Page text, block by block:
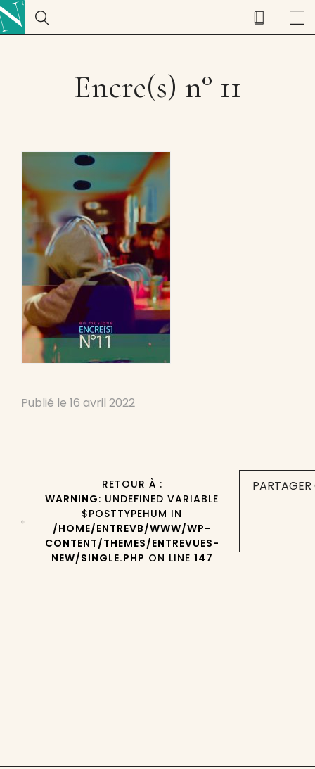
Encre(s) n° 11
Publié le 16 avril 2022
RETOUR À :
WARNING: UNDEFINED VARIABLE
$POSTTYPEHUM IN
/HOME/ENTREVB/WWW/WP-
CONTENT/THEMES/ENTREVUES-
NEW/SINGLE.PHP ON LINE 147